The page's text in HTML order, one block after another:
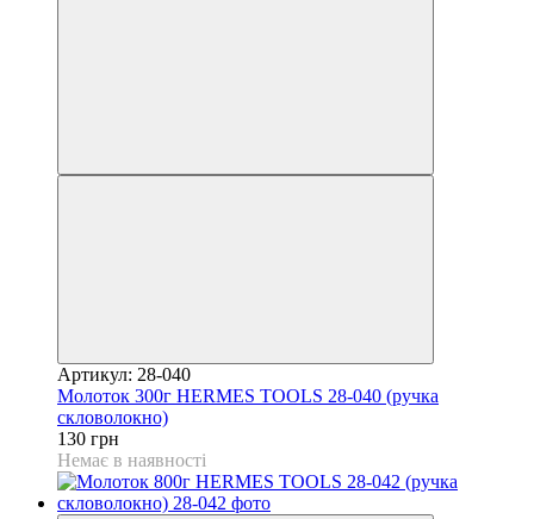
Артикул: 28-040
Молоток 300г HERMES TOOLS 28-040 (ручка
скловолокно)
130 грн
Немає в наявності